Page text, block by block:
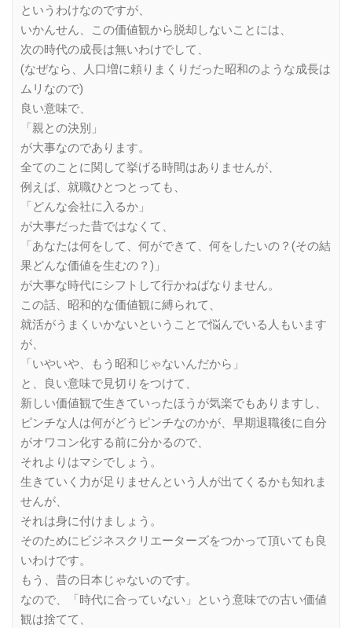
というわけなのですが、
いかんせん、この価値観から脱却しないことには、
次の時代の成長は無いわけでして、
(なぜなら、人口増に頼りまくりだった昭和のような成長は
ムリなので)
良い意味で、
「親との決別」
が大事なのであります。
全てのことに関して挙げる時間はありませんが、
例えば、就職ひとつとっても、
「どんな会社に入るか」
が大事だった昔ではなくて、
「あなたは何をして、何ができて、何をしたいの？(その結
果どんな価値を生むの？)」
が大事な時代にシフトして行かねばなりません。
この話、昭和的な価値観に縛られて、
就活がうまくいかないということで悩んでいる人もいます
が、
「いやいや、もう昭和じゃないんだから」
と、良い意味で見切りをつけて、
新しい価値観で生きていったほうが気楽でもありますし、
ピンチな人は何がどうピンチなのかが、早期退職後に自分
がオワコン化する前に分かるので、
それよりはマシでしょう。
生きていく力が足りませんという人が出てくるかも知れま
せんが、
それは身に付けましょう。
そのためにビジネスクリエーターズをつかって頂いても良
いわけです。
もう、昔の日本じゃないのです。
なので、「時代に合っていない」という意味での古い価値
観は捨てて、